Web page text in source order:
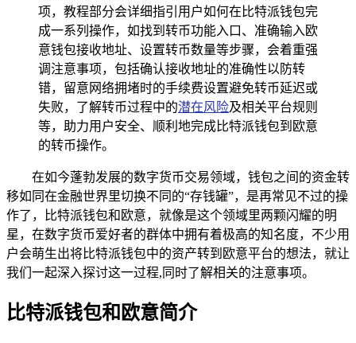
项，教程部分会详细指引用户如何在比特派钱包完
成一系列操作，如找到转币功能入口、准确输入欧
意钱包接收地址、设置转币数量等步骤，会着重强
调注意事项，包括确认接收地址的准确性以防转
错，留意网络拥堵时的手续费设置避免转币延迟或
失败，了解转币过程中的潜在风险及相关平台规则
等，助力用户安全、顺利地完成比特派钱包到欧意
的转币操作。
在如今蓬勃发展的数字货币交易领域，钱包之间的资金转
移如同在金融世界里切换不同的“存钱罐”，是再常见不过的操
作了，比特派钱包和欧意，就像是这个领域里两颗闪耀的明
星，在数字货币爱好者的群体中拥有着极高的知名度，不少用
户会萌生出将比特派钱包中的资产转到欧意平台的想法，就让
我们一起深入探讨这一过程,同时了解相关的注意事项。
比特派钱包和欧意简介